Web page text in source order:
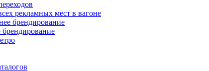
рекламных мест в вагоне
брендирование